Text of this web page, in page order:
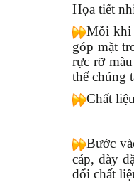
Họa tiết
Mỗi khi
góp mặt
rực rỡ
thế chúng
Chất
Bước
cáp, dày
đổi chất